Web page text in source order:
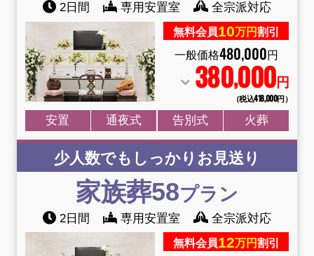
2日間 専用安置室 全宗派対応
無料会員10万円割引
一般価格480,000円
380,000円
（税込418,000円）
安置 通夜式 告別式 火葬
少人数でもしっかりお見送り
家族葬58プラン
2日間 専用安置室 全宗派対応
無料会員12万円割引